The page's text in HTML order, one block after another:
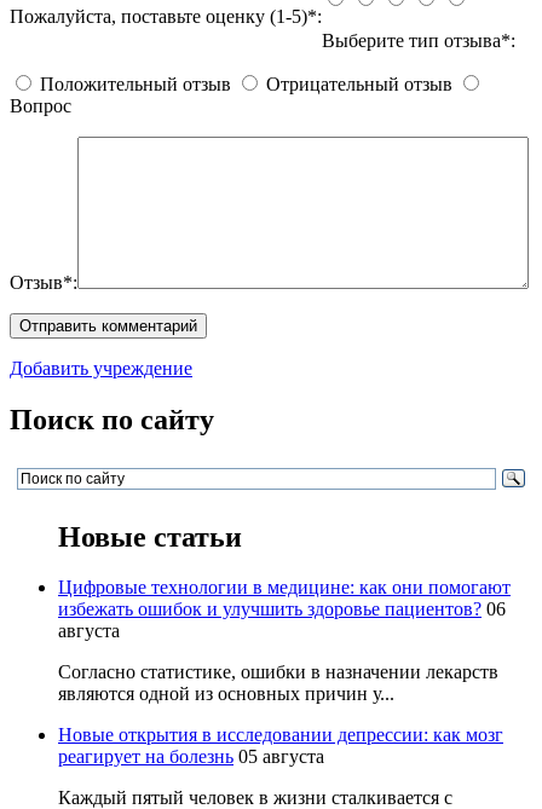
Пожалуйста, поставьте оценку (1-5)*:
Выберите тип отзыва*:
Положительный отзыв
Отрицательный отзыв
Вопрос
Отзыв*:
Добавить учреждение
Поиск по сайту
Новые статьи
Цифровые технологии в медицине: как они помогают
избежать ошибок и улучшить здоровье пациентов? 06
августа
Согласно статистике, ошибки в назначении лекарств
являются одной из основных причин у...
Новые открытия в исследовании депрессии: как мозг
реагирует на болезнь 05 августа
Каждый пятый человек в жизни сталкивается с